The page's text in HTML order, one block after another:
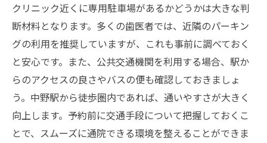
クリニック近くに専用駐車場があるかどうかは大きな判
断材料となります。多くの歯医者では、近隣のパーキン
グの利用を推奨していますが、これも事前に調べておく
と安心です。また、公共交通機関を利用する場合、駅か
らのアクセスの良さやバスの便も確認しておきましょ
う。中野駅から徒歩圏内であれば、通いやすさが大きく
向上します。予約前に交通手段について把握しておくこ
とで、スムーズに通院できる環境を整えることができま